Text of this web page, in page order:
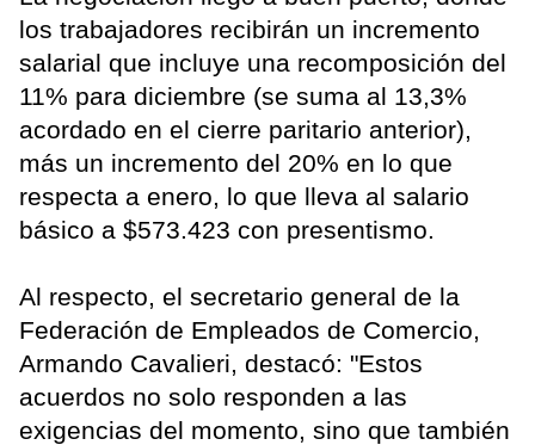
los trabajadores recibirán un incremento
salarial que incluye una recomposición del
11% para diciembre (se suma al 13,3%
acordado en el cierre paritario anterior),
más un incremento del 20% en lo que
respecta a enero, lo que lleva al salario
básico a $573.423 con presentismo.
Al respecto, el secretario general de la
Federación de Empleados de Comercio,
Armando Cavalieri, destacó: "Estos
acuerdos no solo responden a las
exigencias del momento, sino que también